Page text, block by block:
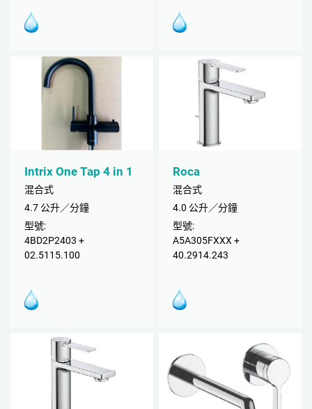
Intrix One Tap 4 in 1
混合式
4.7 公升／分鐘
型號:
4BD2P2403 +
02.5115.100
Roca
混合式
4.0 公升／分鐘
型號:
A5A305FXXX +
40.2914.243